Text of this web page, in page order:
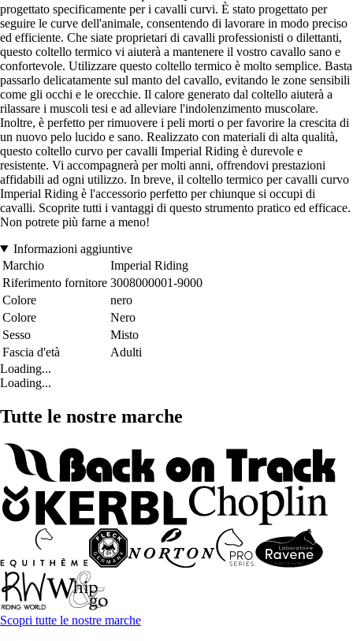
progettato specificamente per i cavalli curvi. È stato progettato per
seguire le curve dell'animale, consentendo di lavorare in modo preciso
ed efficiente. Che siate proprietari di cavalli professionisti o dilettanti,
questo coltello termico vi aiuterà a mantenere il vostro cavallo sano e
confortevole. Utilizzare questo coltello termico è molto semplice. Basta
passarlo delicatamente sul manto del cavallo, evitando le zone sensibili
come gli occhi e le orecchie. Il calore generato dal coltello aiuterà a
rilassare i muscoli tesi e ad alleviare l'indolenzimento muscolare.
Inoltre, è perfetto per rimuovere i peli morti o per favorire la crescita di
un nuovo pelo lucido e sano. Realizzato con materiali di alta qualità,
questo coltello curvo per cavalli Imperial Riding è durevole e
resistente. Vi accompagnerà per molti anni, offrendovi prestazioni
affidabili ad ogni utilizzo. In breve, il coltello termico per cavalli curvo
Imperial Riding è l'accessorio perfetto per chiunque si occupi di
cavalli. Scoprite tutti i vantaggi di questo strumento pratico ed efficace.
Non potrete più farne a meno!
Informazioni aggiuntive
Marchio
Imperial Riding
Riferimento fornitore 3008000001-9000
Colore
nero
Colore
Nero
Sesso
Misto
Fascia d'età
Adulti
Loading...
Loading...
Tutte le nostre marche
Scopri tutte le nostre marche